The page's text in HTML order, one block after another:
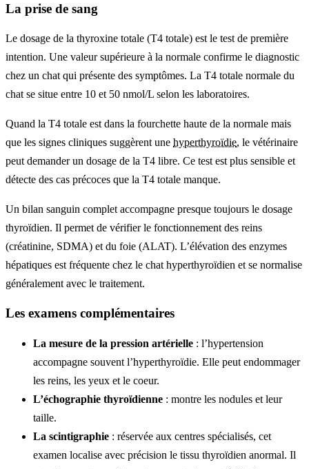
La prise de sang
Le dosage de la thyroxine totale (T4 totale) est le test de première
intention. Une valeur supérieure à la normale confirme le diagnostic
chez un chat qui présente des symptômes. La T4 totale normale du
chat se situe entre 10 et 50 nmol/L selon les laboratoires.
Quand la T4 totale est dans la fourchette haute de la normale mais
que les signes cliniques suggèrent une hyperthyroïdie, le vétérinaire
peut demander un dosage de la T4 libre. Ce test est plus sensible et
détecte des cas précoces que la T4 totale manque.
Un bilan sanguin complet accompagne presque toujours le dosage
thyroïdien. Il permet de vérifier le fonctionnement des reins
(créatinine, SDMA) et du foie (ALAT). L’élévation des enzymes
hépatiques est fréquente chez le chat hyperthyroïdien et se normalise
généralement avec le traitement.
Les examens complémentaires
La mesure de la pression artérielle : l’hypertension
accompagne souvent l’hyperthyroïdie. Elle peut endommager
les reins, les yeux et le coeur.
L’échographie thyroïdienne : montre les nodules et leur
taille.
La scintigraphie : réservée aux centres spécialisés, cet
examen localise avec précision le tissu thyroïdien anormal. Il